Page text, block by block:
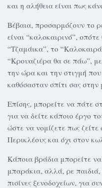
και η αλήθεια είναι πως
Βέβαια, προσαρμόζουν το
είναι “καλοκαιρινό”,
“Τζαμάικα”, το
“Κρουαζιέρα θα σε πάω”,
την ώρα και την στιγμή
καθόσασταν σπίτι σας
Επίσης, μπορείτε να πάτε
για να δείτε κάποιο έργο
ώστε να νομίζετε πως
Περικλέους και όχι στον
Κάποια βράδια μπορείτε
μπαράκια, αλλά, ρε
πισίνες ξενοδοχείων, για